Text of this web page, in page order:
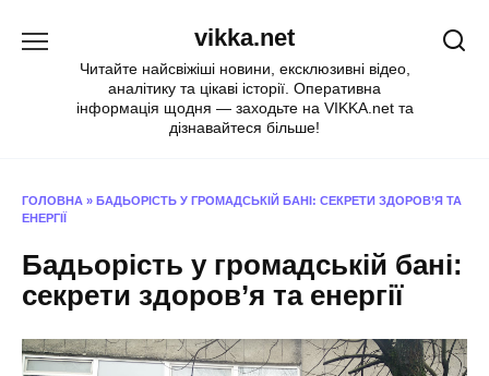
vikka.net
Читайте найсвіжіші новини, ексклюзивні відео,
аналітику та цікаві історії. Оперативна
інформація щодня — заходьте на VIKKA.net та
дізнавайтеся більше!
ГОЛОВНА » БАДЬОРІСТЬ У ГРОМАДСЬКІЙ БАНІ: СЕКРЕТИ ЗДОРОВ’Я ТА
ЕНЕРГІЇ
Бадьорість у громадській бані:
секрети здоров’я та енергії